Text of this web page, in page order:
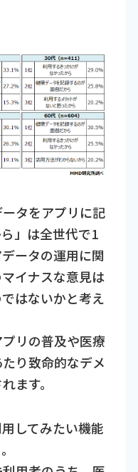
タをアプリに記
」は全世代で1
ータの運用に関
イナスな意見は
はないかと考え
リの普及や医療
り致命的なデメ
ます。
してみたい機能